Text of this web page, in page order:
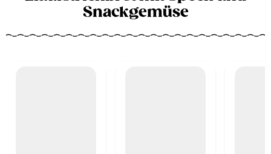
Snackgemüse